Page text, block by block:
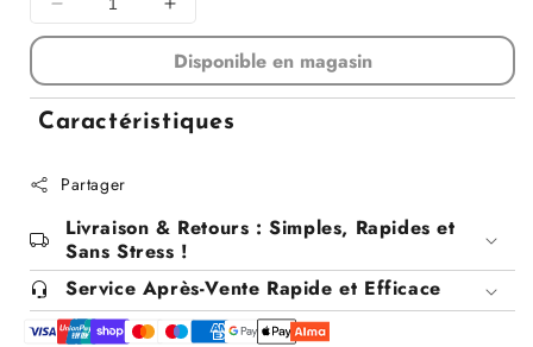
Diminuer
la
pour
Rideau
beige,
OXY
Augmenter
la
quantité
pour
Rideau
de
-
OXY
Disponible en magasin
Caractéristiques
Partager
Livraison & Retours : Simples, Rapides et
Sans Stress !
Service Après-Vente Rapide et Efficace